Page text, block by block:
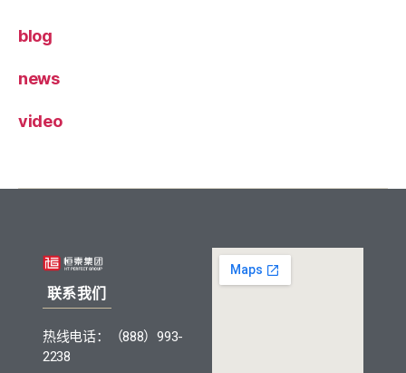
blog
news
video
联系我们
热线电话：（888）993-
2238